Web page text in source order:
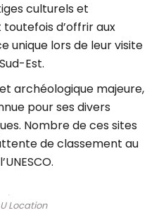
culturels et
d’offrir aux
unique lors de leur visite
Est.
archéologique majeure,
pour ses divers
Nombre de ces sites
de classement au
Location